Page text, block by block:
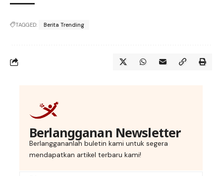
TAGGED: Berita Trending
Berlangganan Newsletter
Berlanggananlah buletin kami untuk segera
mendapatkan artikel terbaru kami!